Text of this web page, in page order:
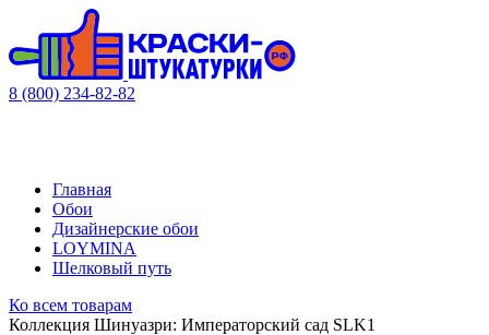
8 (800) 234-82-82
Главная
Обои
Дизайнерские обои
LOYMINA
Шелковый путь
Ко всем товарам
Коллекция Шинуазри: Императорский сад SLK1